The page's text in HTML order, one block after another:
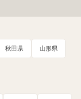
秋田県 山形県